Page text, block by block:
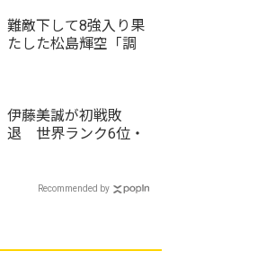
難敵下して8強入り果
たした松島輝空「調
チャンピオンズ横浜
2026＞
伊藤美誠が初戦敗
退 世界ランク6位・
ンズ横浜2026＞
Recommended by